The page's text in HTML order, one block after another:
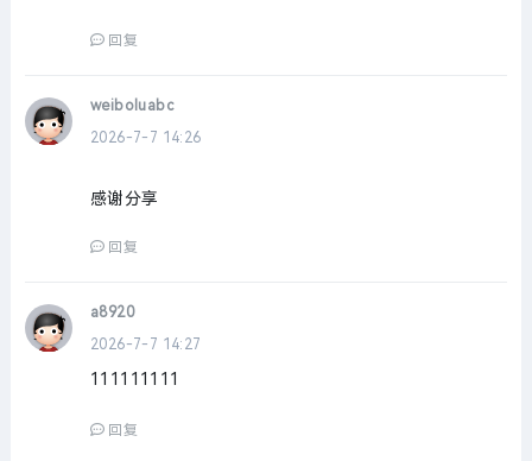
回复
weiboluabc
2026-7-7 14:26
感谢分享
回复
a8920
2026-7-7 14:27
111111111
回复